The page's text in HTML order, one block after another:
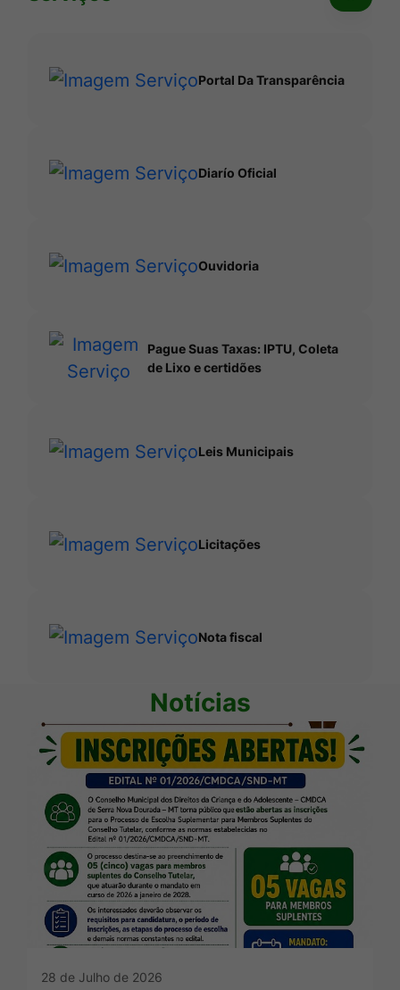
Portal Da Transparência
Diarío Oficial
Ouvidoria
Pague Suas Taxas: IPTU, Coleta
de Lixo e certidões
Leis Municipais
Licitações
Nota fiscal
Notícias
28 de Julho de 2026